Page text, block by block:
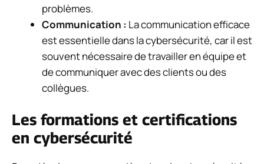
problèmes.
Communication : La communication efficace
est essentielle dans la cybersécurité, car il est
souvent nécessaire de travailler en équipe et
de communiquer avec des clients ou des
collègues.
Les formations et certifications
en cybersécurité